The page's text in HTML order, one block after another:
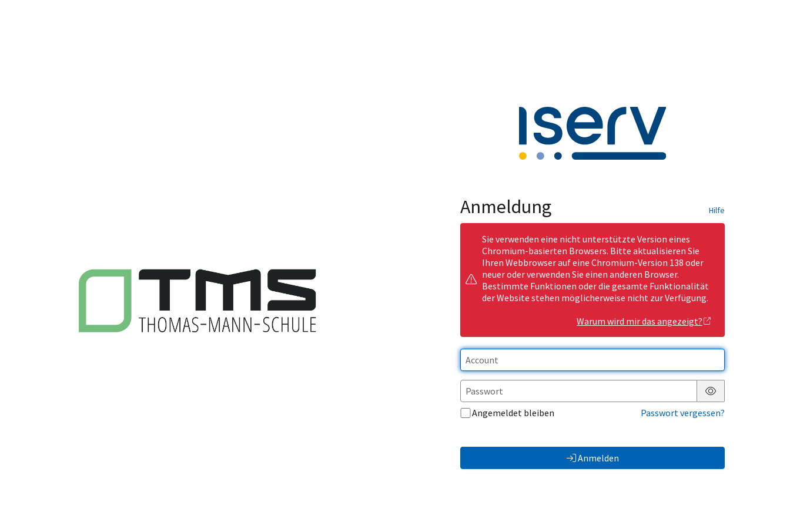
Anmeldung Hilfe
Sie verwenden eine nicht unterstützte Version eines
Chromium-basierten Browsers. Bitte aktualisieren Sie
Ihren Webbrowser auf eine Chromium-Version 138 oder
neuer oder verwenden Sie einen anderen Browser.
Bestimmte Funktionen oder die gesamte Funktionalität
der Website stehen möglicherweise nicht zur Verfügung.
Warum wird mir das angezeigt?
Passwort anzeigen
Angemeldet bleiben
Passwort vergessen?
Anmelden